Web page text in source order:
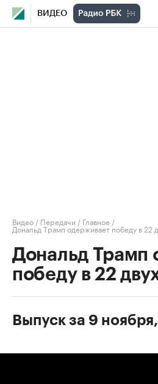
ВИДЕО
Видео / Передачи / Главное /
Дональд Трамп одерживает победу в 22
Дональд Трамп
победу в 22
Выпуск за 9